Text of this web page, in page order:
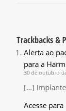
Trackbacks &
Alerta ao
para a
30 de outubro
[…]
Acesse